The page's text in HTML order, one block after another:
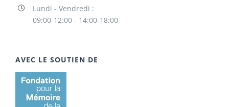
Lundi - Vendredi :
09:00-12:00 - 14:00-18:00
AVEC LE SOUTIEN DE